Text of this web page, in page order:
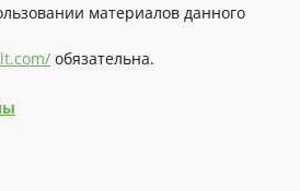
материалов данного
обязательна.